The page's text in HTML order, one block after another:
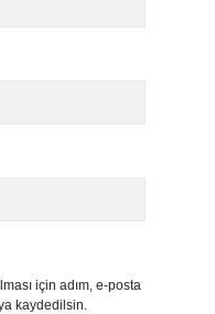
için adım, e-posta
kaydedilsin.